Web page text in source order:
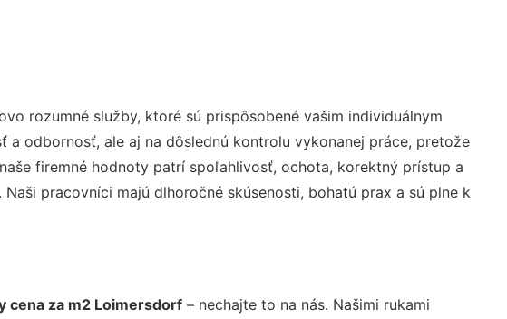
rozumné služby, ktoré sú prispôsobené vašim individuálnym
a odbornosť, ale aj na dôslednú kontrolu vykonanej práce, pretože
firemné hodnoty patrí spoľahlivosť, ochota, korektný prístup a
pracovníci majú dlhoročné skúsenosti, bohatú prax a sú plne k
cena za m2 Loimersdorf– nechajte to na nás. Našimi rukami